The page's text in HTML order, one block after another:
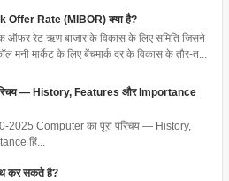
Offer Rate (MIBOR) क्या है?
ऑफर रेट ऋण बाजार के विकास के लिए समिति जिसने
मनी मार्केट के लिए बेंचमार्क दर के विकास के तौर-त...
— History, Features और Importance
2025 Computer का पूरा परिचय — History,
हिं...
कर सकते है?